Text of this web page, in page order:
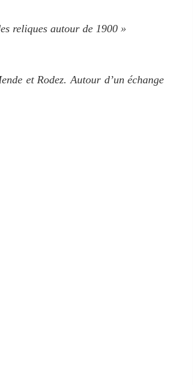
reliques autour de 1900 »
et Rodez. Autour d’un échange